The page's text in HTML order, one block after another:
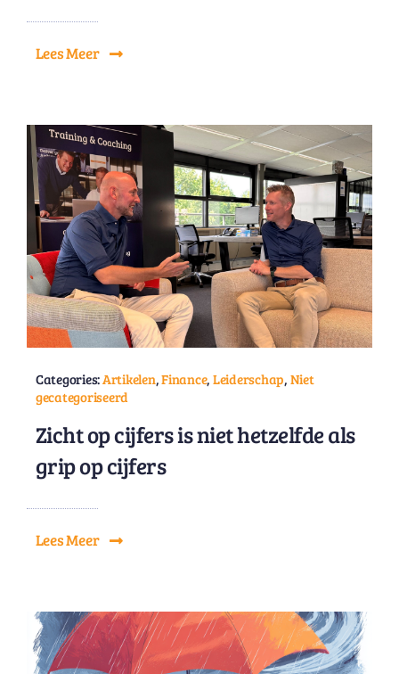
Lees Meer
Categories:Artikelen,Finance, Leiderschap, Niet
gecategoriseerd
Zicht op cijfers is niet hetzelfde als
grip op cijfers
Lees Meer